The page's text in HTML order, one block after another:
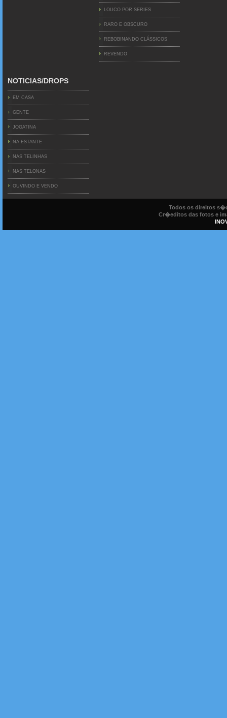
LOUCO POR SERIES
RARO E OBSCURO
REBOBINANDO CLÁSSICOS
REVENDO
NOTICIAS/DROPS
EM CASA
GENTE
JOGATINA
NA ESTANTE
NAS TELINHAS
NAS TELONAS
OUVINDO E VENDO
Todos os direitos
Cr�editos das fotos e